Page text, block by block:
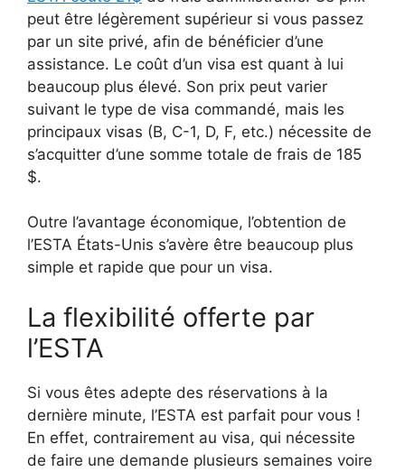
peut être légèrement supérieur si vous passez
par un site privé, afin de bénéficier d’une
assistance. Le coût d’un visa est quant à lui
beaucoup plus élevé. Son prix peut varier
suivant le type de visa commandé, mais les
principaux visas (B, C-1, D, F, etc.) nécessite de
s’acquitter d’une somme totale de frais de 185
$.
Outre l’avantage économique, l’obtention de
l’ESTA États-Unis s’avère être beaucoup plus
simple et rapide que pour un visa.
La flexibilité offerte par
l’ESTA
Si vous êtes adepte des réservations à la
dernière minute, l’ESTA est parfait pour vous !
En effet, contrairement au visa, qui nécessite
de faire une demande plusieurs semaines voire